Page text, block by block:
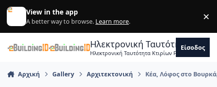
Skip to content
View in the app
A better way to browse. Learn more. ×
Ηλεκτρονική Ταυτότητα
Ηλεκτρονική Ταυτότητα Κτιρίων Forum
Είσοδος
Αρχική Gallery Αρχιτεκτονική Κέα, Λόφος στο